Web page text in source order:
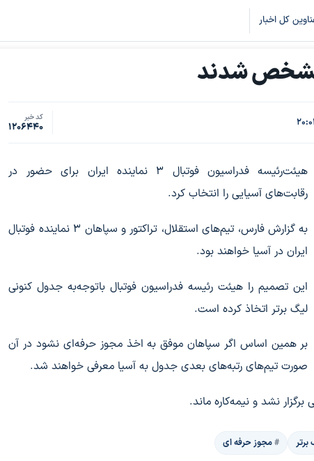
کل اخبار
مشخص شدند
کد خبر
1206440
هیئت‌رئیسه فدراسیون فوتبال ۳ نماینده ایران برای حضور در
رقابت‌های آسیایی را انتخاب کرد.
به گزارش فارس، تیم‌های استقلال، تراکتور و سپاهان ۳ نماینده فوتبال
ایران در آسیا خواهند بود.
این تصمیم را هیئت رئیسه فدراسیون فوتبال باتوجه‌به جدول کنونی
لیگ برتر اتخاذ کرده است.
بر همین اساس اگر سپاهان موفق به اخذ مجوز حرفه‌ای نشود در آن
صورت تیم‌های رتبه‌های بعدی جدول به آسیا معرفی خواهند شد.
نشد و نیمه‌کاره ماند.
برتر مجوز حرفه ای